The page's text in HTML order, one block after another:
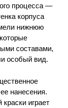
процесса —
корпуса
нижнюю
составами,
особый вид.
нанесения.
играет